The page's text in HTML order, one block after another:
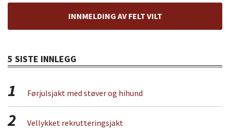
INNMELDING AV FELT VILT
5 SISTE INNLEGG
1 Førjulsjakt med støver og hihund
2 Vellykket rekrutteringsjakt